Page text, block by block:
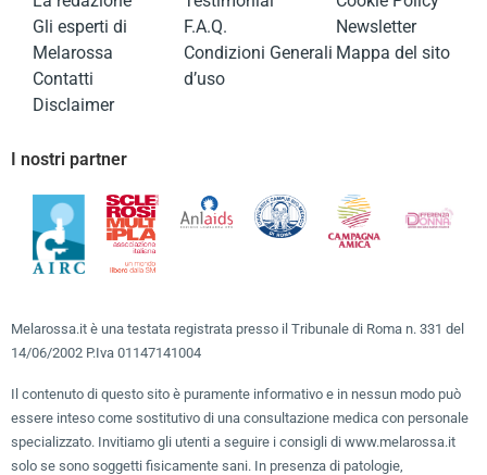
Gli esperti di
Melarossa
Contatti
Disclaimer
F.A.Q.
Condizioni Generali
d’uso
Newsletter
Mappa del sito
I nostri partner
Melarossa.it è una testata registrata presso il Tribunale di Roma n. 331 del
14/06/2002 P.Iva 01147141004
Il contenuto di questo sito è puramente informativo e in nessun modo può
essere inteso come sostitutivo di una consultazione medica con personale
specializzato. Invitiamo gli utenti a seguire i consigli di www.melarossa.it
solo se sono soggetti fisicamente sani. In presenza di patologie,